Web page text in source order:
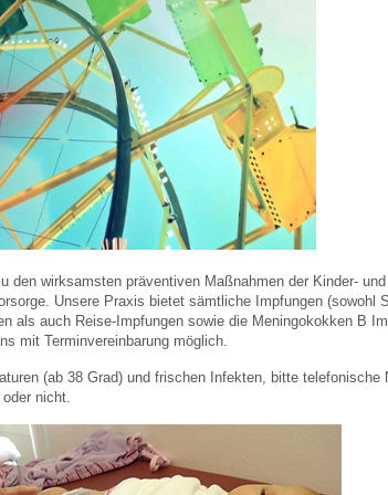
Bildschirmmediengebrauch
gestalten
den wirksamsten präventiven Maßnahmen der Kinder- und
Unsere Praxis bietet sämtliche Impfungen (sowohl
als auch Reise-Impfungen sowie die Meningokokken B
mit Terminvereinbarung möglich.
(ab 38 Grad) und frischen Infekten, bitte telefonische
nicht.